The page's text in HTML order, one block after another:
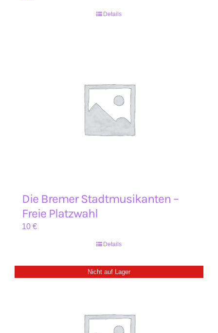
Details
Die Bremer Stadtmusikanten –
Freie Platzwahl
10 €
Details
Nicht auf Lager